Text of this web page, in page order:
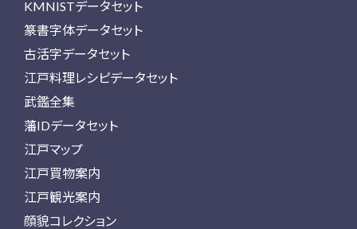
KMNISTデータセット
篆書字体データセット
古活字データセット
江戸料理レシピデータセット
武鑑全集
藩IDデータセット
江戸マップ
江戸買物案内
江戸観光案内
顔貌コレクション